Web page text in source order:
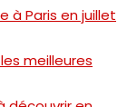
à Paris en juillet
meilleures